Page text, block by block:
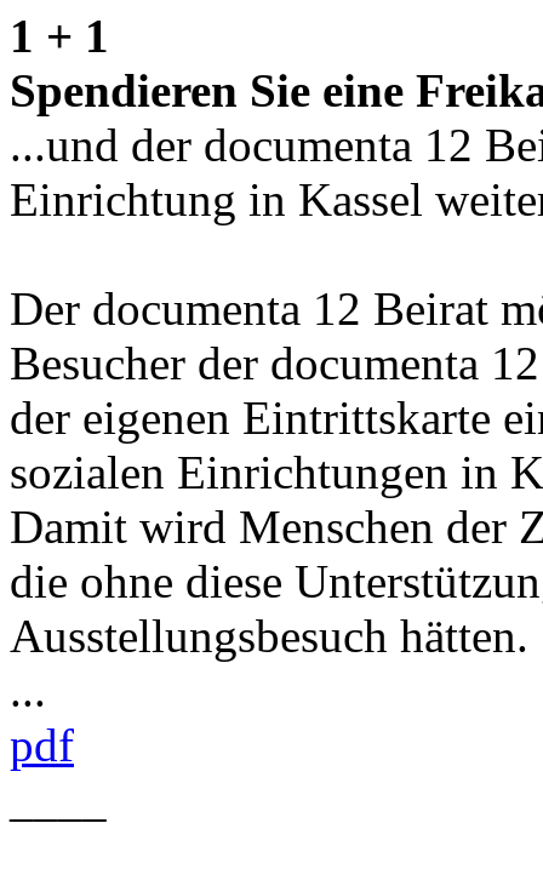
1 + 1
Spendieren Sie eine
...und der documenta 12
Einrichtung in Kassel
Der documenta 12 Beirat
Besucher der documenta
der eigenen Eintrittskarte
sozialen Einrichtungen in
Damit wird Menschen der
die ohne diese
Ausstellungsbesuch hätten.
...
pdf